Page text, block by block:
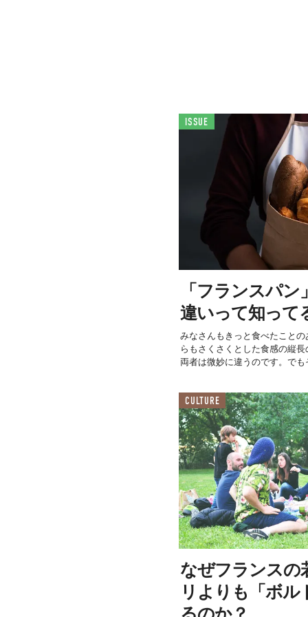
ISSUE
「フランスパ
違いって知って
みなさんもきっと食べたこと
らもさくさくとした食感の縦
両者は微妙に違うのです。で
CULTURE
なぜフランスの
リよりも「ボル